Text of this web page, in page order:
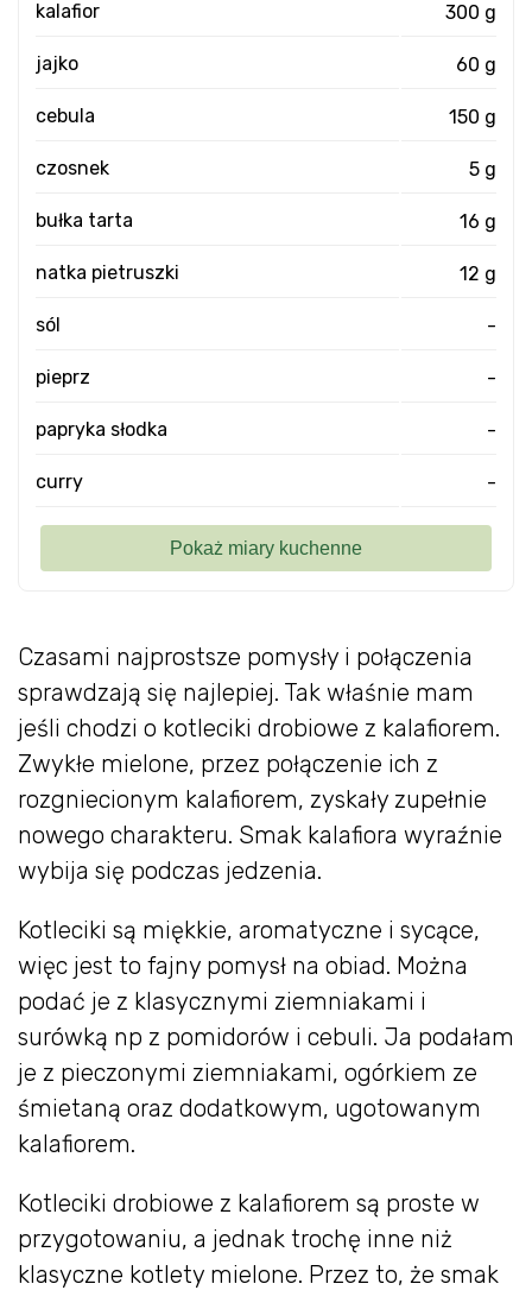
Czasami najprostsze pomysły i połączenia
sprawdzają się najlepiej. Tak właśnie mam
jeśli chodzi o kotleciki drobiowe z kalafiorem.
Zwykłe mielone, przez połączenie ich z
rozgniecionym kalafiorem, zyskały zupełnie
nowego charakteru. Smak kalafiora wyraźnie
wybija się podczas jedzenia.
Kotleciki są miękkie, aromatyczne i sycące,
więc jest to fajny pomysł na obiad. Można
podać je z klasycznymi ziemniakami i
surówką np z pomidorów i cebuli. Ja podałam
je z pieczonymi ziemniakami, ogórkiem ze
śmietaną oraz dodatkowym, ugotowanym
kalafiorem.
Kotleciki drobiowe z kalafiorem są proste w
przygotowaniu, a jednak trochę inne niż
klasyczne kotlety mielone. Przez to, że smak
kalafior 300 g
jajko 60 g
cebula 150 g
czosnek 5 g
bułka tarta 16 g
natka pietruszki 12 g
sól -
pieprz -
papryka słodka -
curry -